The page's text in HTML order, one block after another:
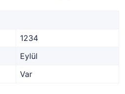
1234
Eylül
Var